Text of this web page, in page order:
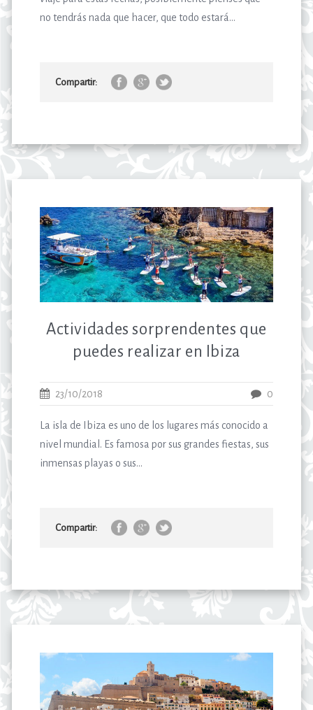
no tendrás nada que hacer, que todo estará...
Compartir:
Actividades sorprendentes que
puedes realizar en Ibiza
23/10/2018 0
La isla de Ibiza es uno de los lugares más conocido a
nivel mundial. Es famosa por sus grandes fiestas, sus
inmensas playas o sus...
Compartir: